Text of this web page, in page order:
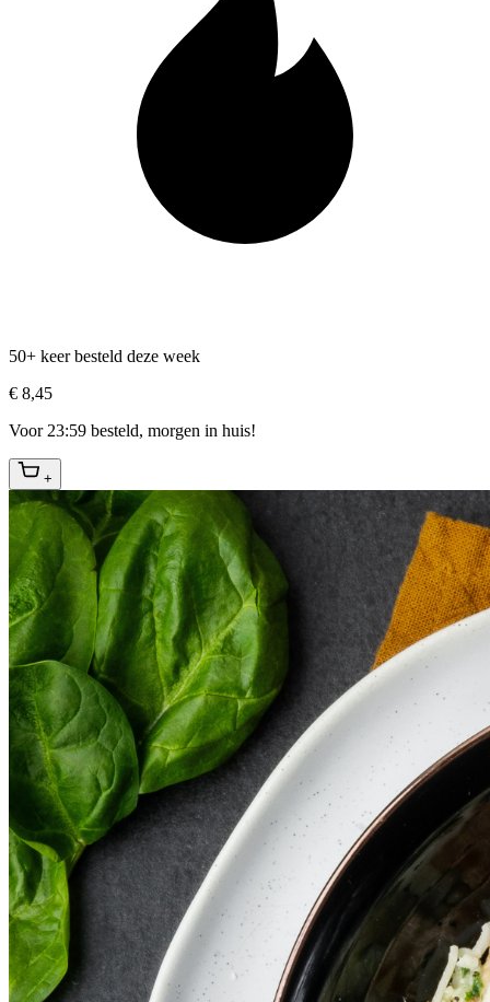
50+ keer besteld deze week
€ 8,45
Voor 23:59 besteld, morgen in huis!
+